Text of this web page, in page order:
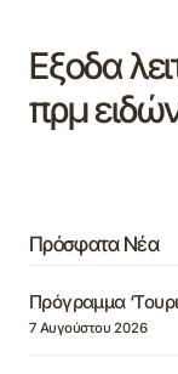
Εξοδα
πρμ
Πρόσφατα Νέα
Πρόγραμμα
7 Αυγούστου 2026